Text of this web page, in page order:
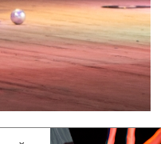
Юрий
г.